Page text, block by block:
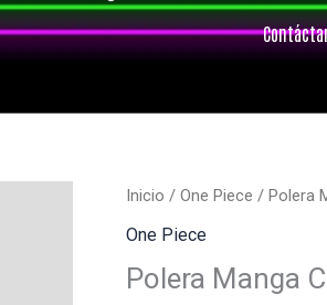
Inicio / One Piece / Polera
One Piece
Polera Manga